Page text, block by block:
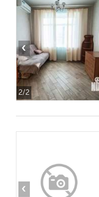
2/2
‹
‹